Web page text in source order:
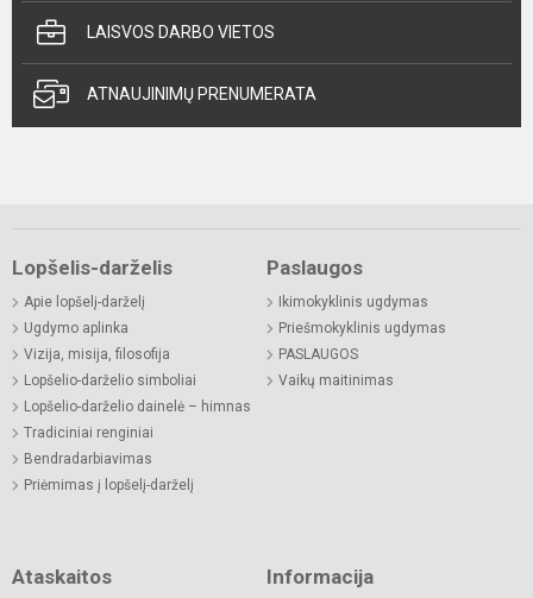
LAISVOS DARBO VIETOS
ATNAUJINIMŲ PRENUMERATA
Lopšelis-darželis
Apie lopšelį-darželį
Ugdymo aplinka
Vizija, misija, filosofija
Lopšelio-darželio simboliai
Lopšelio-darželio dainelė – himnas
Tradiciniai renginiai
Bendradarbiavimas
Priėmimas į lopšelį-darželį
Paslaugos
Ikimokyklinis ugdymas
Priešmokyklinis ugdymas
PASLAUGOS
Vaikų maitinimas
Ataskaitos Informacija